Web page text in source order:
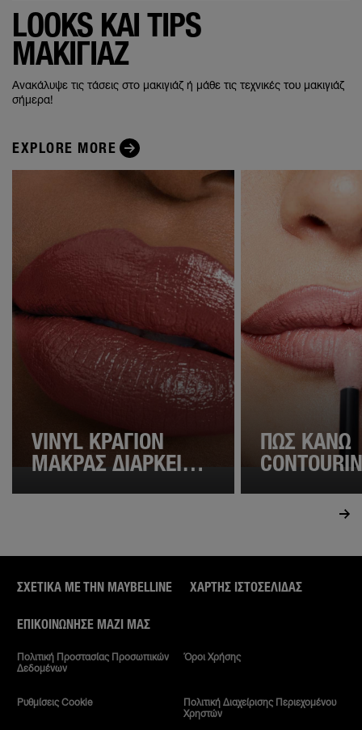
LOOKS ΚΑΙ TIPS
ΜΑΚΙΓΙΑΖ
Ανακάλυψε τις τάσεις στο μακιγιάζ ή μάθε τις τεχνικές του μακιγιάζ
σήμερα!
EXPLORE MORE
VINYL ΚΡΑΓΙΟΝ
ΜΑΚΡΑΣ ΔΙΑΡΚΕΙΑΣ:
ΠΩΣ ΚΑΝΩ
ΣΧΕΤΙΚΑ ΜΕ ΤΗΝ MAYBELLINE
ΕΠΙΚΟΙΝΏΝΗΣΕ ΜΑΖΊ ΜΑΣ
ΧΆΡΤΗΣ ΙΣΤΟΣΕΛΊΔΑΣ
Πολιτική Προστασίας Προσωπικών
Δεδομένων
Όροι Χρήσης
Ρυθμίσεις Cookie
Πολιτική Διαχείρισης Περιεχομένου
Χρηστών